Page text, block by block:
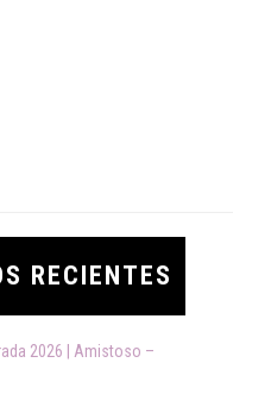
RECIENTES
2026 | Amistoso –